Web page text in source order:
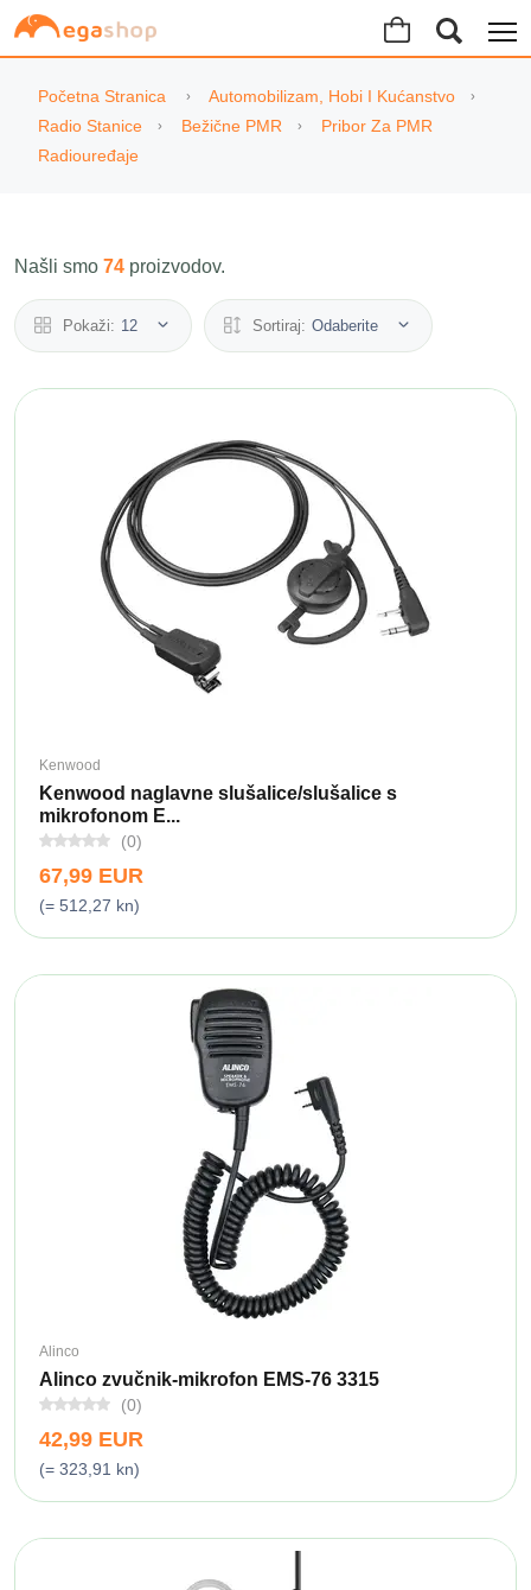
Početna Stranica
Automobilizam, Hobi I Kućanstvo
Radio Stanice
Bežične PMR
Pribor Za PMR
Radiouređaje
Našli smo 74 proizvodov.
Pokaži: 12 Sortiraj: Odaberite
Kenwood
Kenwood naglavne slušalice/slušalice s
mikrofonom E...
(0)
67,99 EUR
(= 512,27 kn)
Alinco
Alinco zvučnik-mikrofon EMS-76 3315
(0)
42,99 EUR
(= 323,91 kn)